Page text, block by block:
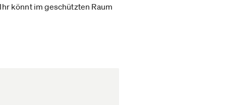
könnt im geschützten Raum